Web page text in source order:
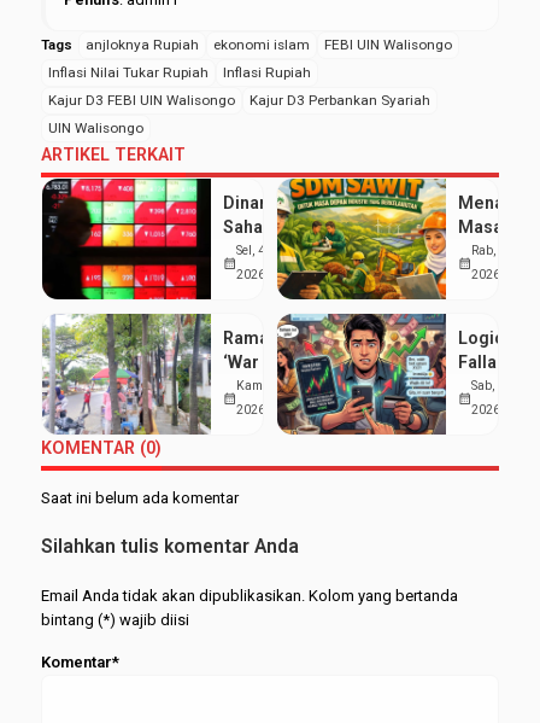
Tags anjloknya Rupiah ekonomi islam
FEBI UIN Walisongo
Inflasi Nilai Tukar Rupiah
Inflasi Rupiah
Kajur D3 FEBI UIN Walisongo
Kajur D3 Perbankan Syariah
UIN Walisongo
ARTIKEL TERKAIT
Dinamika
Saham
Sektor
Properti:
Peluang
Ritel di
Tengah
Fluktuasi
Pasar
calendar_month
Sel, 4 Agu
2026
Menakar
Masa
Depan
Sawit
Investasi
SDM Tak
Boleh
calendar_month
Rab, 8 Apr
2026
Ramai
‘War Takjil’
di Sekitar
Kampus 3
Hemat
Merapat
calendar_month
Kam, 19 Mar
2026
Logical
Fallacy
Investasi
calendar_month
Sab, 7 Mar
2026
KOMENTAR (0)
Saat ini belum ada komentar
Silahkan tulis komentar Anda
Email Anda tidak akan dipublikasikan. Kolom yang bertanda
bintang (*) wajib diisi
Komentar*